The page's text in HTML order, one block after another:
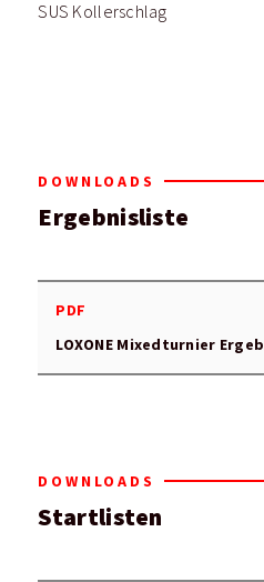
SUS Kollerschlag
DOWNLOADS
Ergebnisliste
PDF
LOXONE Mixedturnier
DOWNLOADS
Startlisten